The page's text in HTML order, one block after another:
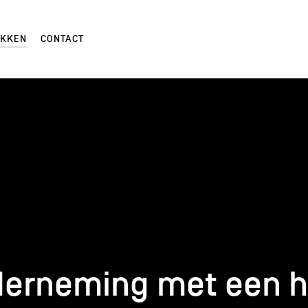
CONTACT
met een
met een